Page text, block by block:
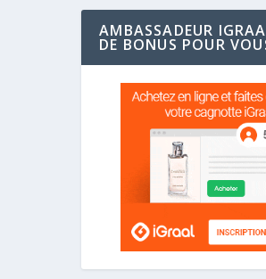
AMBASSADEUR
DE BONUS POUR